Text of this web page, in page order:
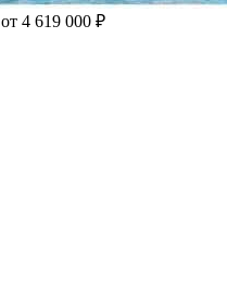
от 4 619 000 ₽